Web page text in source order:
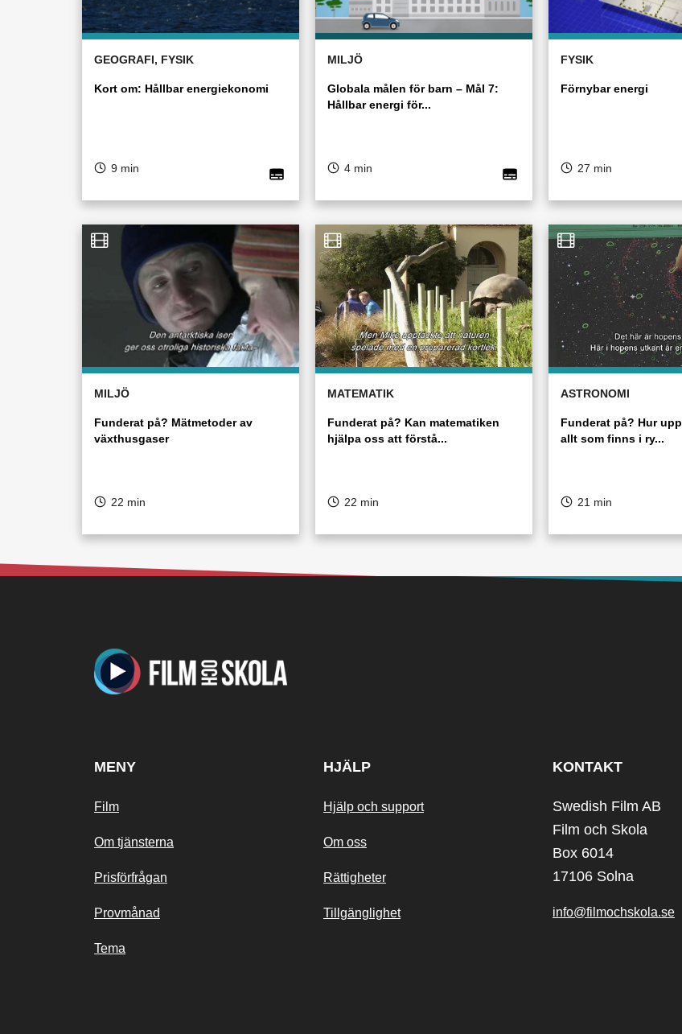
GEOGRAFI, FYSIK
Kort om: Hållbar energiekonomi
9 min
MILJÖ
Globala målen för barn – Mål 7:
Hållbar energi för...
4 min
FYSIK
Förnybar energi
27 min
MILJÖ
Funderat på? Mätmetoder av
växthusgaser
22 min
MATEMATIK
Funderat på? Kan matematiken
hjälpa oss att förstå...
22 min
ASTRONOMI
Funderat på? Hur
allt som finns i ry...
21 min
MENY
Film
Om tjänsterna
Prisförfrågan
Provmånad
Tema
HJÄLP
Hjälp och support
Om oss
Rättigheter
Tillgänglighet
KONTAKT
Swedish Film AB
Film och Skola
Box 6014
17106 Solna
info@filmochskola.se